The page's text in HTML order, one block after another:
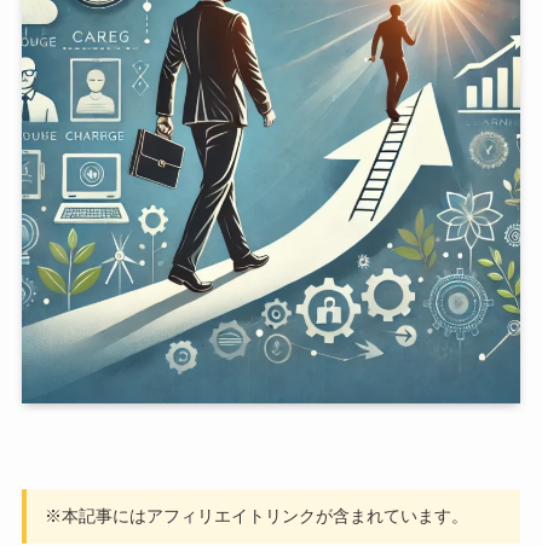
※本記事にはアフィリエイトリンクが含まれています。